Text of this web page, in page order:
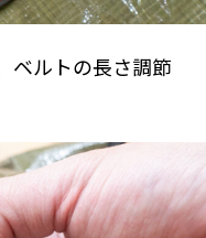
ベルトの長さ調節